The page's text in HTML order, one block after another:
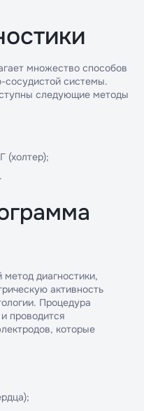
множество способов
сосудистой системы.
следующие методы
(холтер);
диагностики,
активность
Процедура
проводится
которые